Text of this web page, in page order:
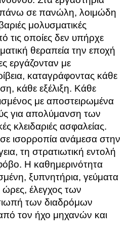
πάνω σε πανώλη, λοιμώδη
μολυσματικές
τις οποίες δεν υπήρχε
θεραπεία την εποχή
εργάζονταν με
καταγράφοντας κάθε
κάθε εξέλιξη. Κάθε
με αποστειρωμένα
για απολύμανση των
κλειδαριές ασφαλείας.
ισορροπία ανάμεσα στην
τη στρατιωτική εντολή
Η καθημερινότητα
ξυπνητήρια, γεύματα
έλεγχος των
των διαδρόμων
τον ήχο μηχανών και